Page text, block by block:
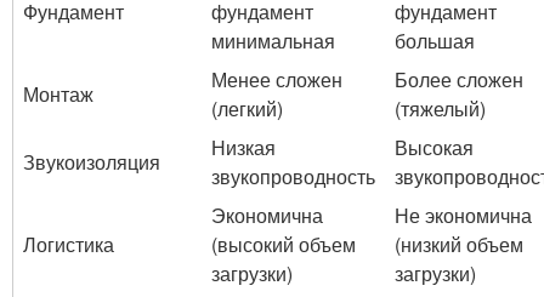
Фундамент
фундамент
минимальная
фундамент
большая
Монтаж
Менее сложен
(легкий)
Более сложен
(тяжелый)
Звукоизоляция
Низкая
звукопроводность
Высокая
Логистика
Экономична
(высокий объем
загрузки)
Не экономична
(низкий объем
загрузки)